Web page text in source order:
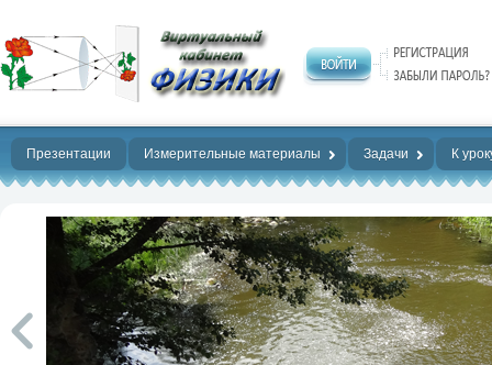
Нет предела
совершенству!
Презентации Измерительные материалы Задачи К